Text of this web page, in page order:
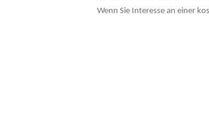
Wenn Sie Interesse an einer